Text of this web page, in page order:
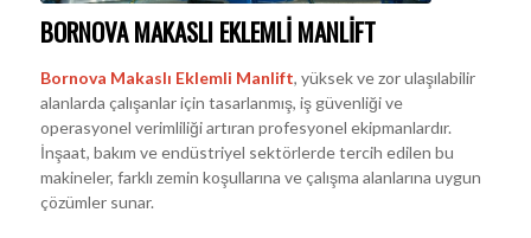
BORNOVA MAKASLI EKLEMLI MANLIFT
Bornova Makaslı Eklemli Manlift, yüksek ve zor ulaşılabilir
alanlarda çalışanlar için tasarlanmış, iş güvenliği ve
operasyonel verimliliği artıran profesyonel ekipmanlardır.
İnşaat, bakım ve endüstriyel sektörlerde tercih edilen bu
makineler, farklı zemin koşullarına ve çalışma alanlarına uygun
çözümler sunar.